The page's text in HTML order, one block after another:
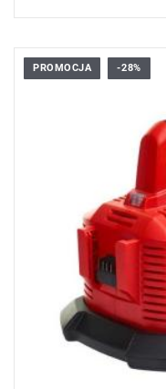
• Napięcie: 14.4 - 18 V
• Pojemność
• Czas ładowania:
PROMOCJA -28%